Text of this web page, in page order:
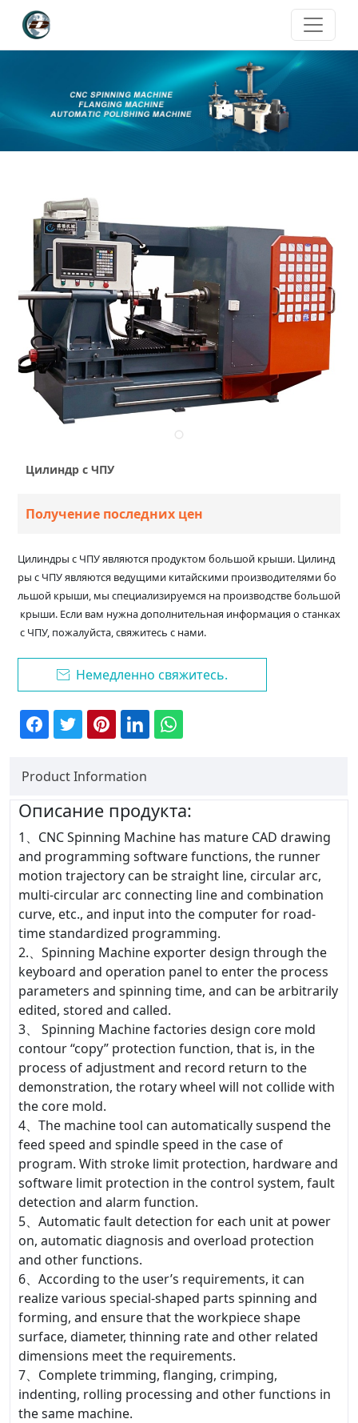
Цилиндр с ЧПУ
Получение последних цен
Цилиндры с ЧПУ являются продуктом большой крыши. Цилинд
ры с ЧПУ являются ведущими китайскими производителями бо
льшой крыши, мы специализируемся на производстве большой
крыши. Если вам нужна дополнительная информация о станках
с ЧПУ, пожалуйста, свяжитесь с нами.
 Немедленно свяжитесь.
Product Information
Описание продукта:
1、CNC Spinning Machine has mature CAD drawing
and programming software functions, the runner
motion trajectory can be straight line, circular arc,
multi-circular arc connecting line and combination
curve, etc., and input into the computer for road-
time standardized programming.
2.、Spinning Machine exporter design through the
keyboard and operation panel to enter the process
parameters and spinning time, and can be arbitrarily
edited, stored and called.
3、 Spinning Machine factories design core mold
contour “copy” protection function, that is, in the
process of adjustment and record return to the
demonstration, the rotary wheel will not collide with
the core mold.
4、The machine tool can automatically suspend the
feed speed and spindle speed in the case of
program. With stroke limit protection, hardware and
software limit protection in the control system, fault
detection and alarm function.
5、Automatic fault detection for each unit at power
on, automatic diagnosis and overload protection
and other functions.
6、According to the user’s requirements, it can
realize various special-shaped parts spinning and
forming, and ensure that the workpiece shape
surface, diameter, thinning rate and other related
dimensions meet the requirements.
7、Complete trimming, flanging, crimping,
indenting, rolling processing and other functions in
the same machine.